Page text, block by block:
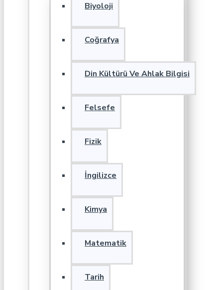
Biyoloji
Coğrafya
Din Kültürü Ve Ahlak Bilgisi
Felsefe
Fizik
İngilizce
Kimya
Matematik
Tarih